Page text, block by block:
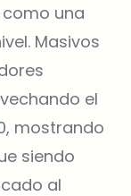
una
Masivos
el
mostrando
siendo
al